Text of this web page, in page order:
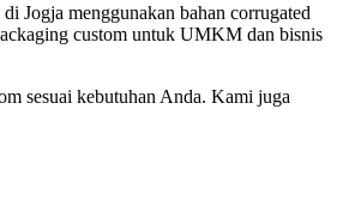
Jogja menggunakan bahan corrugated
custom untuk UMKM dan bisnis
sesuai kebutuhan Anda. Kami juga